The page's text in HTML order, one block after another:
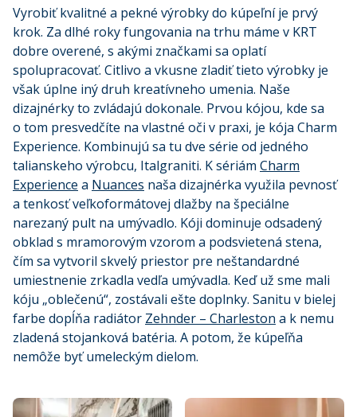
Vyrobiť kvalitné a pekné výrobky do kúpeľní je prvý
krok. Za dlhé roky fungovania na trhu máme v KRT
dobre overené, s akými značkami sa oplatí
spolupracovať. Citlivo a vkusne zladiť tieto výrobky je
však úplne iný druh kreatívneho umenia. Naše
dizajnérky to zvládajú dokonale. Prvou kójou, kde sa
o tom presvedčíte na vlastné oči v praxi, je kója Charm
Experience. Kombinujú sa tu dve série od jedného
talianskeho výrobcu, Italgraniti. K sériám Charm
Experience a Nuances naša dizajnérka využila pevnosť
a tenkosť veľkoformátovej dlažby na špeciálne
narezaný pult na umývadlo. Kóji dominuje odsadený
obklad s mramorovým vzorom a podsvietená stena,
čím sa vytvoril skvelý priestor pre neštandardné
umiestnenie zrkadla vedľa umývadla. Keď už sme mali
kóju „oblečenú“, zostávali ešte doplnky. Sanitu v bielej
farbe dopĺňa radiátor Zehnder – Charleston a k nemu
zladená stojanková batéria. A potom, že kúpeľňa
nemôže byť umeleckým dielom.